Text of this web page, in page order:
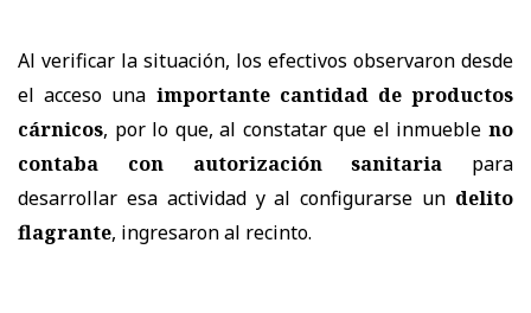
Al verificar la situación, los efectivos observaron desde
el acceso una importante cantidad de productos
cárnicos, por lo que, al constatar que el inmueble no
contaba con autorización sanitaria para
desarrollar esa actividad y al configurarse un delito
flagrante, ingresaron al recinto.